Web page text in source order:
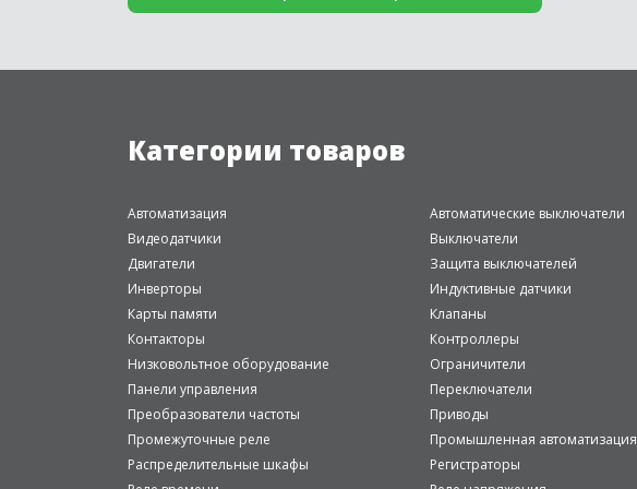
Категории товаров
Автоматизация Автоматические выключатели
Видеодатчики
Выключатели
Двигатели
Защита выключателей
Инверторы
Индуктивные датчики
Карты памяти
Клапаны
Контакторы
Контроллеры
Низковольтное оборудование
Ограничители
Панели управления
Переключатели
Преобразователи частоты
Приводы
Промежуточные реле
Промышленная автоматизация
Распределительные шкафы
Регистраторы